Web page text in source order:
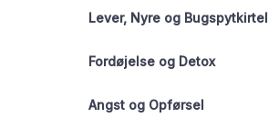
Lever, Nyre og Bugspytkirtel
Fordøjelse og Detox
Angst og Opførsel